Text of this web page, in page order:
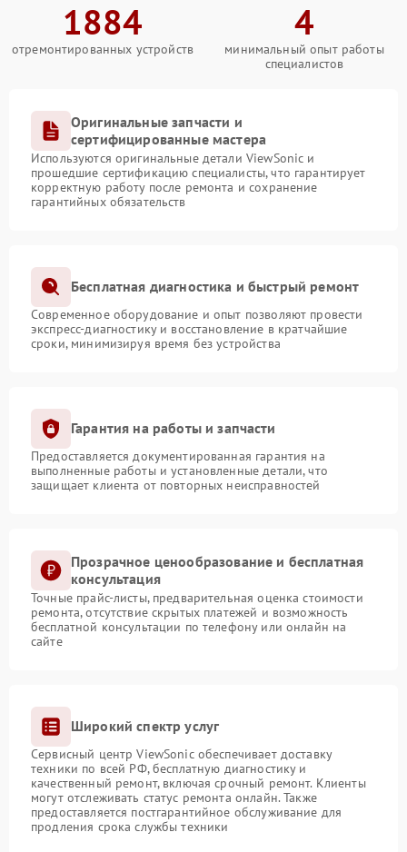
1884
отремонтированных устройств
4
минимальный опыт работы
специалистов
Оригинальные запчасти и
сертифицированные мастера
Используются оригинальные детали ViewSonic и
прошедшие сертификацию специалисты, что гарантирует
корректную работу после ремонта и сохранение
гарантийных обязательств
Бесплатная диагностика и быстрый ремонт
Современное оборудование и опыт позволяют провести
экспресс-диагностику и восстановление в кратчайшие
сроки, минимизируя время без устройства
Гарантия на работы и запчасти
Предоставляется документированная гарантия на
выполненные работы и установленные детали, что
защищает клиента от повторных неисправностей
Прозрачное ценообразование и бесплатная
консультация
Точные прайс-листы, предварительная оценка стоимости
ремонта, отсутствие скрытых платежей и возможность
бесплатной консультации по телефону или онлайн на
сайте
Широкий спектр услуг
Сервисный центр ViewSonic обеспечивает доставку
техники по всей РФ, бесплатную диагностику и
качественный ремонт, включая срочный ремонт. Клиенты
могут отслеживать статус ремонта онлайн. Также
предоставляется постгарантийное обслуживание для
продления срока службы техники